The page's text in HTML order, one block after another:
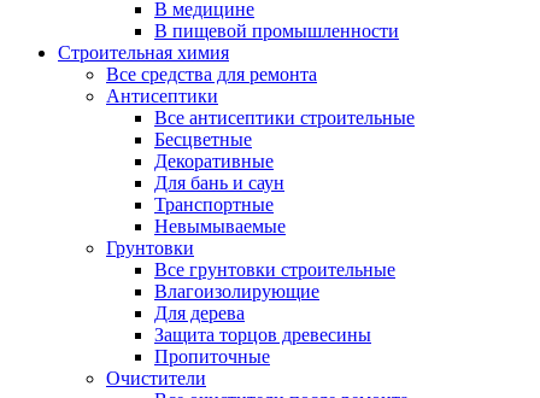
В медицине
В пищевой промышленности
Строительная химия
Все средства для ремонта
Антисептики
Все антисептики строительные
Бесцветные
Декоративные
Для бань и саун
Транспортные
Невымываемые
Грунтовки
Все грунтовки строительные
Влагоизолирующие
Для дерева
Защита торцов древесины
Пропиточные
Очистители